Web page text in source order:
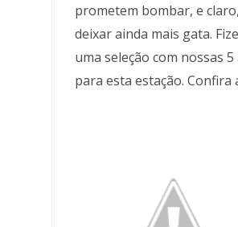
prometem bombar, e
deixar ainda mais gata.
uma seleção com nossas
para esta estação. Confira